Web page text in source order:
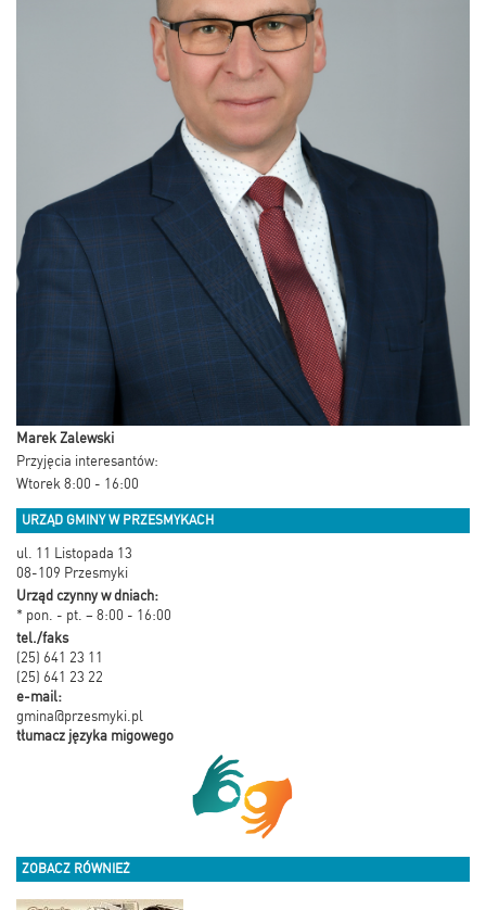
Marek Zalewski
Przyjęcia interesantów:
Wtorek 8:00 - 16:00
URZĄD GMINY W PRZESMYKACH
ul. 11 Listopada 13
08-109 Przesmyki
Urząd czynny w dniach:
* pon. - pt. – 8:00 - 16:00
tel./faks
(25) 641 23 11
(25) 641 23 22
e-mail:
gmina@przesmyki.pl
tłumacz języka migowego
ZOBACZ RÓWNIEŻ